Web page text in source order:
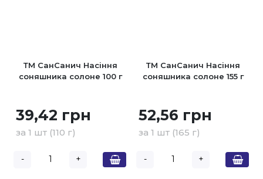
ТМ СанСанич Насіння
соняшника солоне 100 г
39,42 грн
за 1 шт (110 г)
- +
ТМ СанСанич Насіння
соняшника солоне 155 г
52,56 грн
за 1 шт (165 г)
- +